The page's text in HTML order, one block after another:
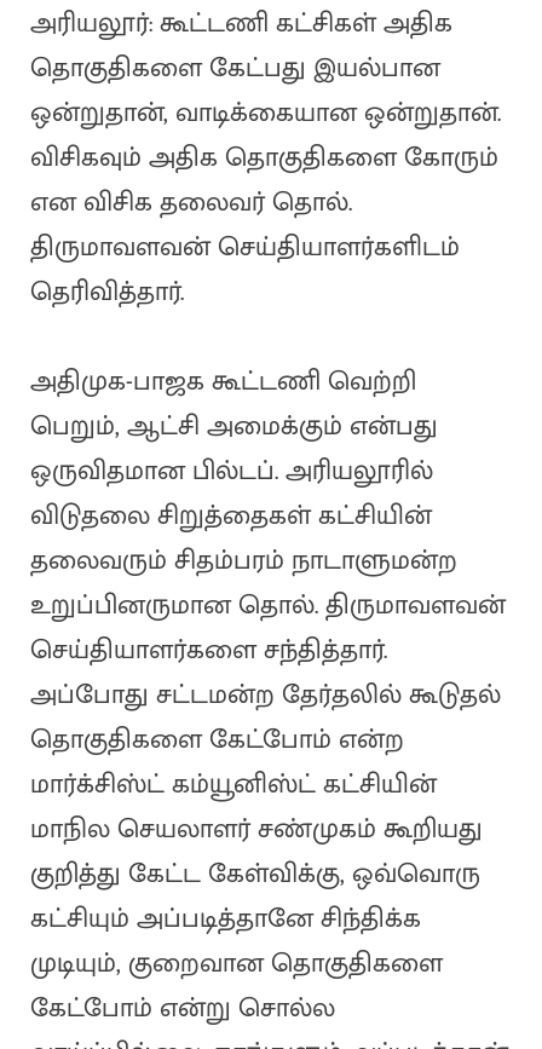
அரியலூர்: கூட்டணி கட்சிகள் அதிக
தொகுதிகளை கேட்பது இயல்பான
ஒன்றுதான், வாடிக்கையான ஒன்றுதான்.
விசிகவும் அதிக தொகுதிகளை கோரும்
என விசிக தலைவர் தொல்.
திருமாவளவன் செய்தியாளர்களிடம்
தெரிவித்தார்.
அதிமுக-பாஜக கூட்டணி வெற்றி
பெறும், ஆட்சி அமைக்கும் என்பது
ஒருவிதமான பில்டப். அரியலூரில்
விடுதலை சிறுத்தைகள் கட்சியின்
தலைவரும் சிதம்பரம் நாடாளுமன்ற
உறுப்பினருமான தொல். திருமாவளவன்
செய்தியாளர்களை சந்தித்தார்.
அப்போது சட்டமன்ற தேர்தலில் கூடுதல்
தொகுதிகளை கேட்போம் என்ற
மார்க்சிஸ்ட் கம்யூனிஸ்ட் கட்சியின்
மாநில செயலாளர் சண்முகம் கூறியது
குறித்து கேட்ட கேள்விக்கு, ஒவ்வொரு
கட்சியும் அப்படித்தானே சிந்திக்க
முடியும், குறைவான தொகுதிகளை
கேட்போம் என்று சொல்ல